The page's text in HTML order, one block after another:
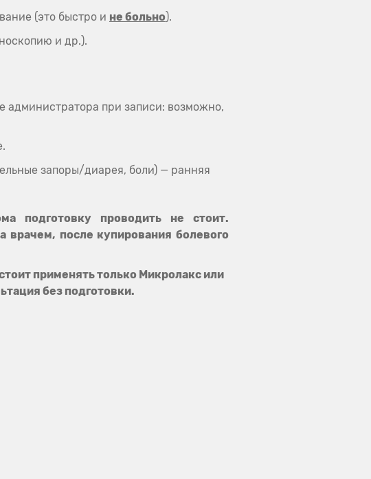
(это быстро и не больно).
и др.).
администратора при записи: возможно,
запоры/диарея, боли) — ранняя
подготовку проводить не стоит.
врачем, после купирования болевого
применять только Микролакс или
без подготовки.